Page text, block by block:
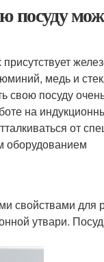
посуду
медь и
свою посуду
на
от
оборудованием
свойствами для
утвари.